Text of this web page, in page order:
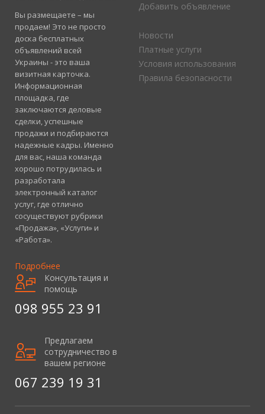
Вы размещаете – мы
продаем! Это не просто
доска бесплатных
объявлений всей
Украины - это ваша
визитная карточка.
Информационная
площадка, где
заключаются деловые
сделки, успешные
продажи и подбираются
надежные кадры. Именно
для вас, наша команда
хорошо потрудилась и
разработала
электронный каталог
услуг, где отлично
сосуществуют рубрики
«Продажа», «Услуги» и
«Работа».
Подробнее
Добавить объявление
Новости
Платные услуги
Условия использования
Правила безопасности
Консультация и
помощь
098 955 23 91
Предлагаем
сотрудничество в
вашем регионе
067 239 19 31